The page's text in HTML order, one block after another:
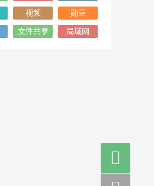
视频 勋章
文件共享
局域网
